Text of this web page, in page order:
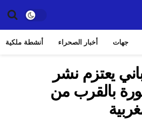
جهات أخبار الصحراء أنشطة ملكية
يعتزم نشر
بالقرب من